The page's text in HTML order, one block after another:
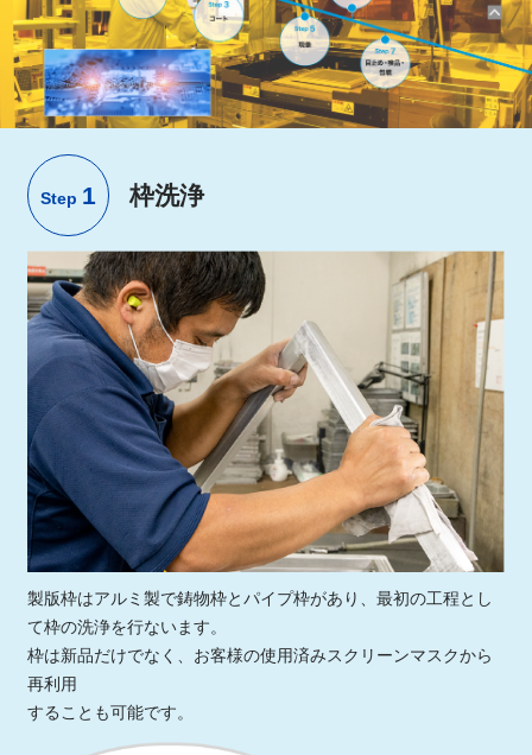
Step 1 枠洗浄
製版枠はアルミ製で鋳物枠とパイプ枠があり、最初の工程とし
て枠の洗浄を行ないます。
枠は新品だけでなく、お客様の使用済みスクリーンマスクから
再利用
することも可能です。